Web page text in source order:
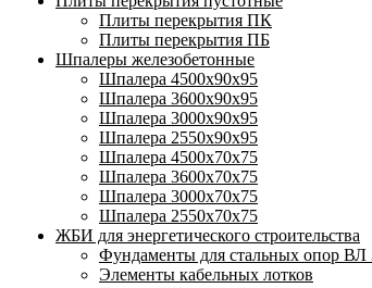
Плиты перекрытия ПК
Плиты перекрытия ПБ
Шпалеры железобетонные
Шпалера 4500х90х95
Шпалера 3600х90х95
Шпалера 3000х90х95
Шпалера 2550х90х95
Шпалера 4500х70х75
Шпалера 3600х70х75
Шпалера 3000х70х75
Шпалера 2550х70х75
ЖБИ для энергетического строительства
Фундаменты для стальных опор ВЛ
Элементы кабельных лотков